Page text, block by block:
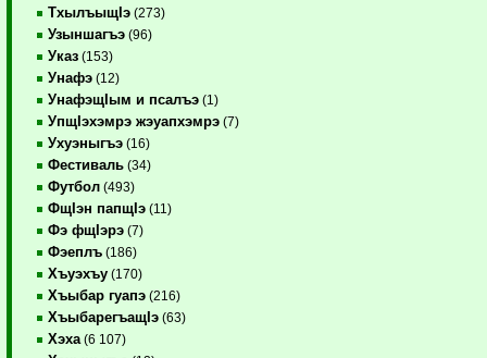
ТхылъыщIэ (273)
Узыншагъэ (96)
Указ (153)
Унафэ (12)
УнафэщIым и псалъэ (1)
УпщIэхэмрэ жэуапхэмрэ (7)
Ухуэныгъэ (16)
Фестиваль (34)
Футбол (493)
ФщIэн папщIэ (11)
Фэ фщIэрэ (7)
Фэеплъ (186)
Хъуэхъу (170)
Хъыбар гуапэ (216)
ХъыбарегъащIэ (63)
Хэха (6 107)